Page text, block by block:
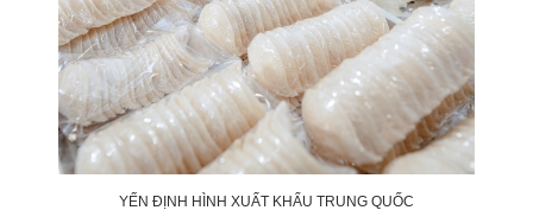
YẾN ĐỊNH HÌNH XUẤT KHẨU TRUNG QUỐC